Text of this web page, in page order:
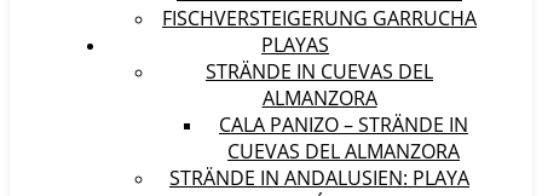
FISCHVERSTEIGERUNG GARRUCHA
PLAYAS
STRÄNDE IN CUEVAS DEL
ALMANZORA
CALA PANIZO – STRÄNDE IN
CUEVAS DEL ALMANZORA
STRÄNDE IN ANDALUSIEN: PLAYA